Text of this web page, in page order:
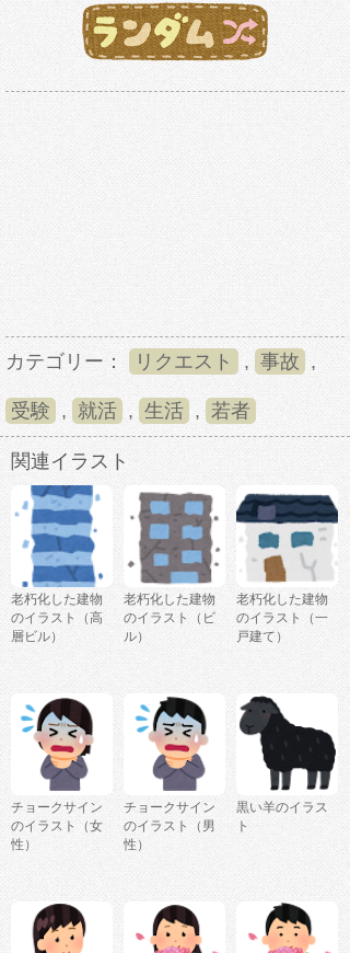
カテゴリー： リクエスト , 事故 ,
受験 , 就活 , 生活 , 若者
関連イラスト
老朽化した建物
のイラスト（高
層ビル）
老朽化した建物
のイラスト（ビ
ル）
老朽化した建物
のイラスト（一
戸建て）
チョークサイン
のイラスト（女
性）
チョークサイン
のイラスト（男
性）
黒い羊のイラス
ト